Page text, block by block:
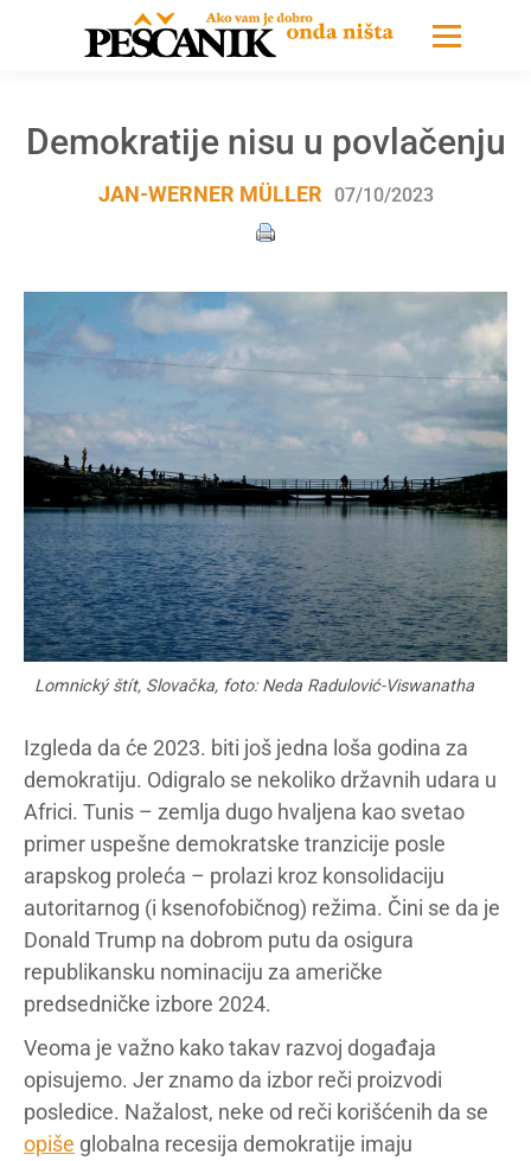
Demokratije nisu u povlačenju
JAN-WERNER MÜLLER 07/10/2023
Lomnický štít, Slovačka, foto: Neda Radulović-Viswanatha
Izgleda da će 2023. biti još jedna loša godina za
demokratiju. Odigralo se nekoliko državnih udara u
Africi. Tunis – zemlja dugo hvaljena kao svetao
primer uspešne demokratske tranzicije posle
arapskog proleća – prolazi kroz konsolidaciju
autoritarnog (i ksenofobičnog) režima. Čini se da je
Donald Trump na dobrom putu da osigura
republikansku nominaciju za američke
predsedničke izbore 2024.
Veoma je važno kako takav razvoj događaja
opisujemo. Jer znamo da izbor reči proizvodi
posledice. Nažalost, neke od reči korišćenih da se
opiše globalna recesija demokratije imaju